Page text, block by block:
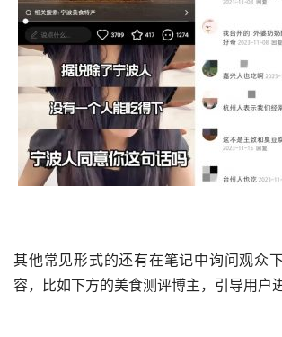
其他常见形式的还有在笔记中询问观众
容，比如下方的美食测评博主，引导用户